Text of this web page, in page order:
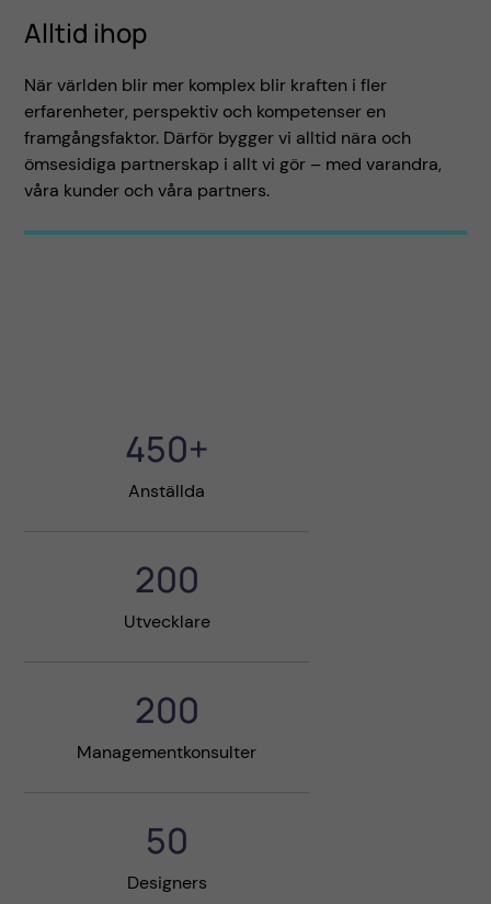
Alltid ihop
När världen blir mer komplex blir kraften i fler
erfarenheter, perspektiv och kompetenser en
framgångsfaktor. Därför bygger vi alltid nära och
ömsesidiga partnerskap i allt vi gör – med varandra,
våra kunder och våra partners.
450+
Anställda
200
Utvecklare
200
Managementkonsulter
50
Designers